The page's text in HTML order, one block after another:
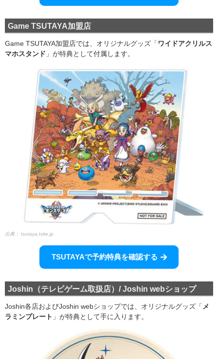
Game TSUTAYA加盟店
Game TSUTAYA加盟店では、オリジナルグッズ「 ワイドアクリルス
マホスタンド 」が特典として付属します。
出典： tsutaya.tsite.jp
TSUTAYAで予約特典を確認する
Joshin（テレビゲーム取扱店）/ Joshin webショップ
Joshin各店およびJoshin webショップでは、オリジナルグッズ「メ
ラミンプレート 」が特典として手に入ります。